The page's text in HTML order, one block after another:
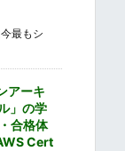
最もシ
アーキ
」の学
合格体
Cert